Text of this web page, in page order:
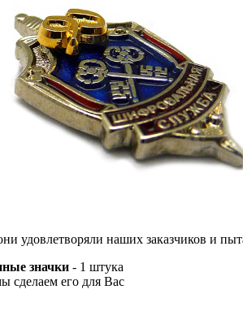
удовлетворяли наших заказчиков и
значки - 1 штука
сделаем его для Вас